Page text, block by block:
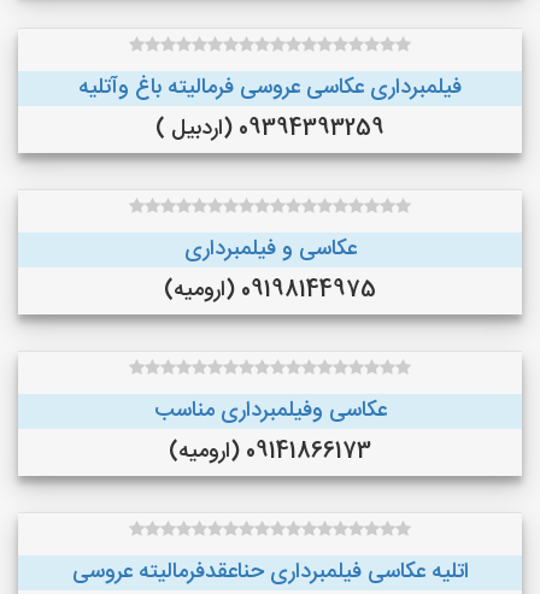
فیلمبرداری عکاسی عروسی فرمالیته باغ وآتلیه
09394393259 (اردبیل )
عکاسی و فیلمبرداری
09198144975 (ارومیه)
عکاسی وفیلمبرداری مناسب
09141866173 (ارومیه)
اتلیه عکاسی فیلمبرداری حناعقدفرمالیته عروسی